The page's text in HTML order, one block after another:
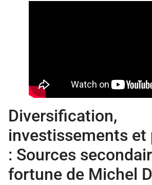
Diversification,
investissements et
: Sources
fortune de Michel